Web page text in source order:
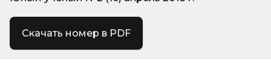
Скачать номер в PDF